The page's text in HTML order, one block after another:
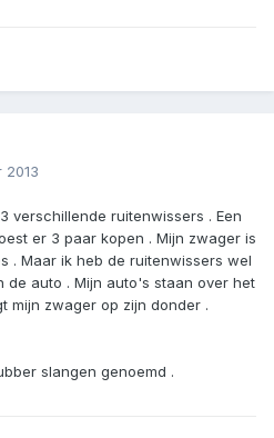
2013
verschillende ruitenwissers . Een
er 3 paar kopen . Mijn zwager is
. Maar ik heb de ruitenwissers wel
de auto . Mijn auto's staan over het
mijn zwager op zijn donder .
slangen genoemd .